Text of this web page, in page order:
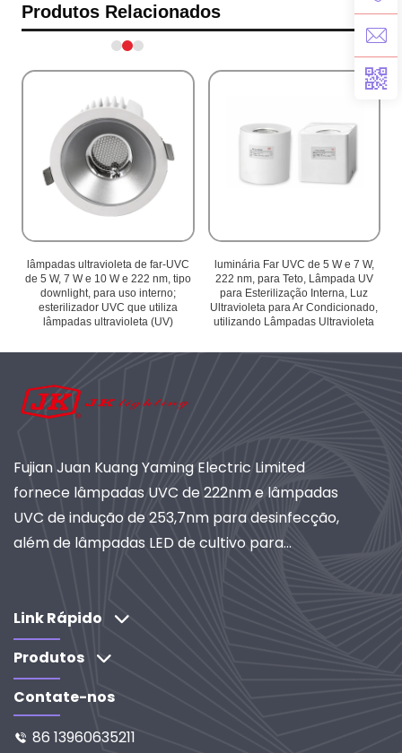
Produtos Relacionados
lâmpadas ultravioleta de far-UVC
de 5 W, 7 W e 10 W e 222 nm, tipo
downlight, para uso interno;
esterilizador UVC que utiliza
lâmpadas ultravioleta (UV)
luminária Far UVC de 5 W e 7 W,
222 nm, para Teto, Lâmpada UV
para Esterilização Interna, Luz
Ultravioleta para Ar Condicionado,
utilizando Lâmpadas Ultravioleta
Fujian Juan Kuang Yaming Electric Limited
fornece lâmpadas UVC de 222nm e lâmpadas
UVC de indução de 253,7nm para desinfecção,
além de lâmpadas LED de cultivo para
global de sistemas de iluminação e purificação
industriais. Explore nossas soluções orientadas
por pesquisa e desenvolvimento.
Link Rápido
Produtos
Contate-nos
 86 13960635211